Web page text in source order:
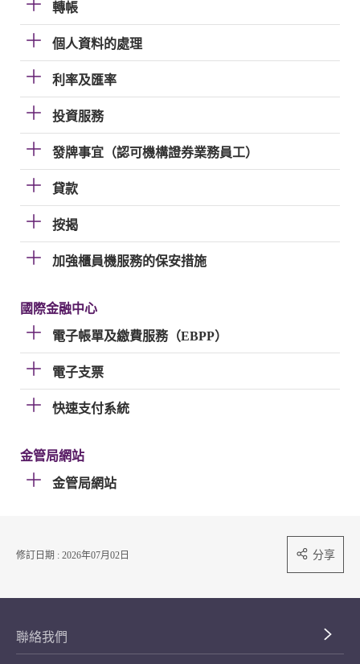
轉帳
個人資料的處理
利率及匯率
投資服務
發牌事宜（認可機構證券業務員工）
貸款
按揭
加強櫃員機服務的保安措施
國際金融中心
電子帳單及繳費服務（EBPP）
電子支票
快速支付系統
金管局網站
金管局網站
修訂日期 : 2026年07月02日 分享
聯絡我們